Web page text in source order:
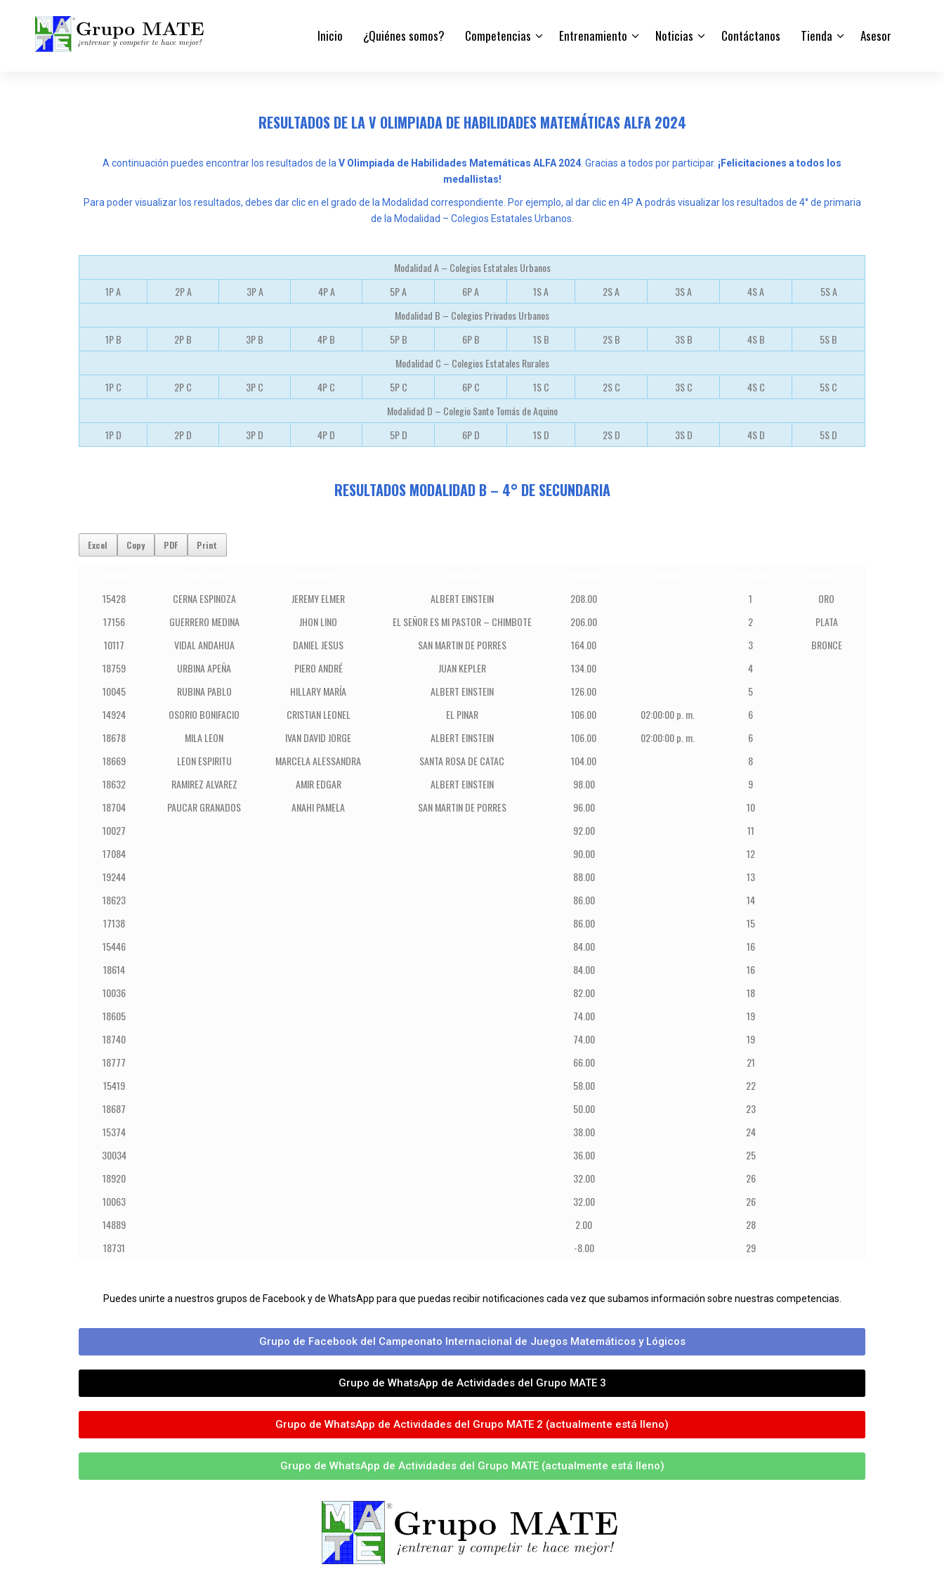
Inicio ¿Quiénes somos? Competencias Entrenamiento Noticias Contáctanos Tienda Asesor
RESULTADOS DE LA V OLIMPIADA DE HABILIDADES MATEMÁTICAS ALFA 2024
A continuación puedes encontrar los resultados de la V Olimpiada de Habilidades Matemáticas ALFA 2024 . Gracias a todos por participar. ¡Felicitaciones a todos los
medallistas!
Para poder visualizar los resultados, debes dar clic en el grado de la Modalidad correspondiente. Por ejemplo, al dar clic en 4P A podrás visualizar los resultados de 4° de primaria
de la Modalidad – Colegios Estatales Urbanos.
Modalidad A – Colegios Estatales Urbanos
1P A
2P A 3P A 4P A 5P A 6P A 1S A 2S A 3S A 4S A
5S A
Modalidad B – Colegios Privados Urbanos
1P B
2P B 3P B 4P B 5P B 6P B 1S B 2S B 3S B 4S B
5S B
Modalidad C – Colegios Estatales Rurales
1P C
2P C 3P C 4P C 5P C 6P C 1S C 2S C 3S C 4S C
5S C
Modalidad D – Colegio Santo Tomás de Aquino
1P D
2P D 3P D 4P D 5P D 6P D 1S D 2S D 3S D 4S D 5S D
RESULTADOS MODALIDAD B – 4° DE SECUNDARIA
Excel Copy PDF Print
15428
CERNA ESPINOZA JEREMY ELMER ALBERT EINSTEIN 208.00 1
ORO
17156
GUERRERO MEDINA JHON LINO EL SEÑOR ES MI PASTOR – CHIMBOTE 206.00 2
PLATA
10117
VIDAL ANDAHUA DANIEL JESUS SAN MARTIN DE PORRES 164.00 3
BRONCE
18759
URBINA APEÑA PIERO ANDRÉ JUAN KEPLER 134.00
4
10045
RUBINA PABLO HILLARY MARÍA ALBERT EINSTEIN 126.00
5
14924
OSORIO BONIFACIO CRISTIAN LEONEL EL PINAR 106.00 02:00:00 p. m.
6
18678
MILA LEON IVAN DAVID JORGE ALBERT EINSTEIN 106.00 02:00:00 p. m.
6
18669
LEON ESPIRITU MARCELA ALESSANDRA SANTA ROSA DE CATAC 104.00
8
18632
RAMIREZ ALVAREZ AMIR EDGAR ALBERT EINSTEIN 98.00
9
18704
PAUCAR GRANADOS ANAHI PAMELA SAN MARTIN DE PORRES 96.00
10
10027
92.00
11
17084
90.00
12
19244
88.00
13
18623
86.00
14
17138
86.00
15
15446
84.00
16
18614
84.00
16
10036
82.00
18
18605
74.00
19
18740
74.00
19
18777
66.00
21
15419
58.00
22
18687
50.00
23
15374
38.00
24
30034
36.00
25
18920
32.00
26
10063
32.00
26
14889
2.00
28
18731
-8.00 29
Puedes unirte a nuestros grupos de Facebook y de WhatsApp para que puedas recibir notificaciones cada vez que subamos información sobre nuestras competencias.
Grupo de Facebook del Campeonato Internacional de Juegos Matemáticos y Lógicos
Grupo de WhatsApp de Actividades del Grupo MATE 3
Grupo de WhatsApp de Actividades del Grupo MATE 2 (actualmente está lleno)
Grupo de WhatsApp de Actividades del Grupo MATE (actualmente está lleno)